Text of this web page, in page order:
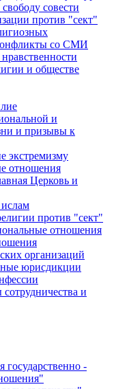
совести
против "сект"
со СМИ
и обществе
и
и призывы к
экстремизму
отношения
Церковь и
против "сект"
отношения
организаций
юрисдикции
и
-